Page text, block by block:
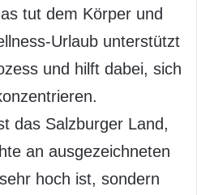
tut dem Körper und
Urlaub unterstützt
und hilft dabei, sich
das Salzburger Land,
an ausgezeichneten
hoch ist, sondern